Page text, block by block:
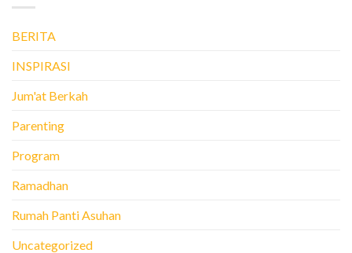
BERITA
INSPIRASI
Jum'at Berkah
Parenting
Program
Ramadhan
Rumah Panti Asuhan
Uncategorized